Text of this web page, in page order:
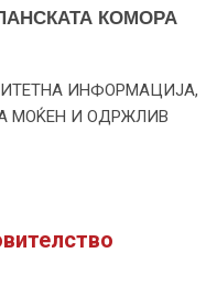
КОМОРА
ИНФОРМАЦИЈА,
МОЌЕН И ОДРЖЛИВ